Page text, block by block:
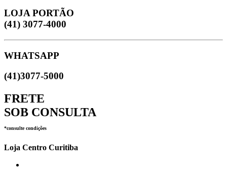
LOJA PORTÃO
(41) 3077-4000
WHATSAPP
(41)3077-5000
FRETE
SOB CONSULTA
*consulte condições
Loja Centro Curitiba